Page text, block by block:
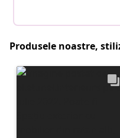
Produsele noastre,